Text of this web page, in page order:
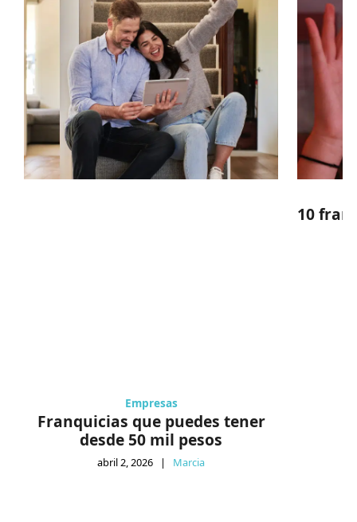
Empresas
Franquicias que puedes tener
desde 50 mil pesos
abril 2, 2026 | Marcia
10